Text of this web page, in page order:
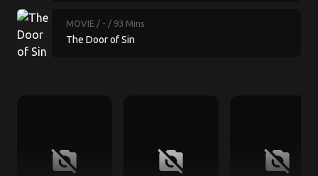
MOVIE / - / 93 Mins
The Door of Sin
no_photography no_photography no_photography